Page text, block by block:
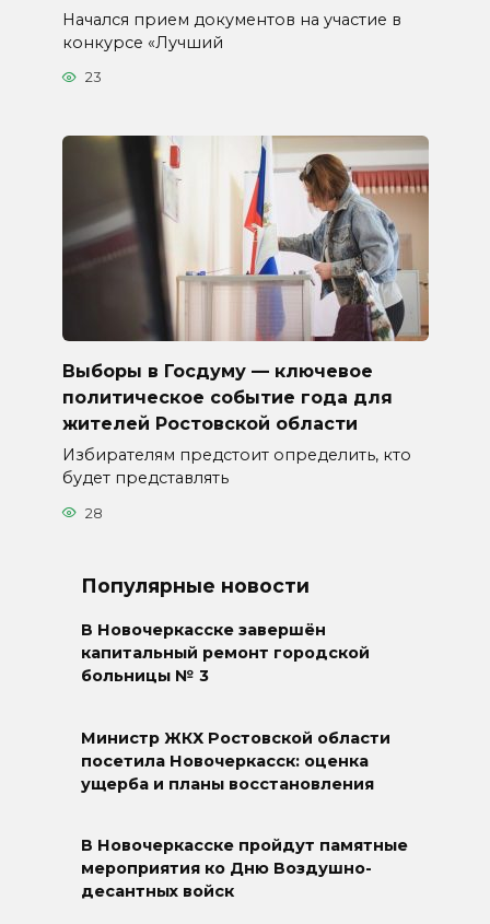
Начался прием документов на участие в
конкурсе «Лучший
23
Выборы в Госдуму — ключевое
политическое событие года для
жителей Ростовской области
Избирателям предстоит определить, кто
будет представлять
28
Популярные новости
В Новочеркасске завершён
капитальный ремонт городской
больницы № 3
Министр ЖКХ Ростовской области
посетила Новочеркасск: оценка
ущерба и планы восстановления
В Новочеркасске пройдут памятные
мероприятия ко Дню Воздушно-
десантных войск